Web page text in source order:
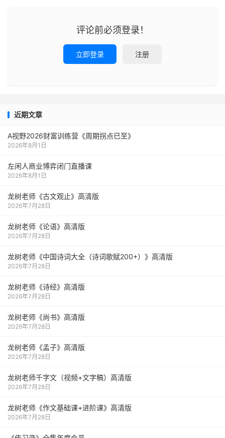
评论前必须登录！
立即登录 注册
近期文章
A视野2026财富训练营《周期拐点已至》
2026年8月1日
左闲人商业博弈闭门直播课
2026年8月1日
龙树老师《古文观止》高清版
2026年7月28日
龙树老师《论语》高清版
2026年7月28日
龙树老师《中国诗词大全（诗词歌赋200+）》高清版
2026年7月28日
龙树老师《诗经》高清版
2026年7月28日
龙树老师《尚书》高清版
2026年7月28日
龙树老师《孟子》高清版
2026年7月28日
龙树老师千字文（视频+文字稿）高清版
2026年7月28日
龙树老师《作文基础课+进阶课》高清版
2026年7月28日